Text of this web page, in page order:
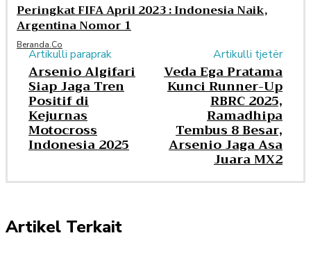
Peringkat FIFA April 2023 : Indonesia Naik,
Argentina Nomor 1
Beranda.co
Artikulli paraprak
Arsenio Algifari
Siap Jaga Tren
Positif di
Kejurnas
Motocross
Indonesia 2025
Artikulli tjetër
Veda Ega Pratama
Kunci Runner-Up
RBRC 2025,
Ramadhipa
Tembus 8 Besar,
Arsenio Jaga Asa
Juara MX2
Artikel Terkait